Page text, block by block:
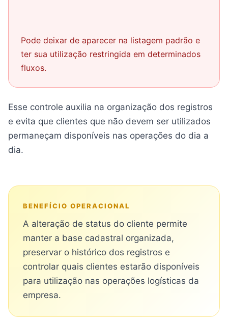
Pode deixar de aparecer na listagem padrão e
ter sua utilização restringida em determinados
fluxos.
Esse controle auxilia na organização dos registros
e evita que clientes que não devem ser utilizados
permaneçam disponíveis nas operações do dia a
dia.
BENEFÍCIO OPERACIONAL
A alteração de status do cliente permite
manter a base cadastral organizada,
preservar o histórico dos registros e
controlar quais clientes estarão disponíveis
para utilização nas operações logísticas da
empresa.